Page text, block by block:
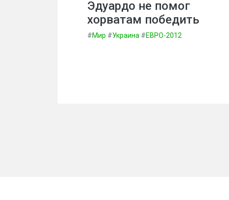
Эдуардо не помог
хорватам победить
#Мир #Украина #ЕВРО-2012